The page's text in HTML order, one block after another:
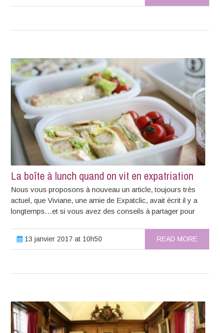
La boîte à lunch quand on vit en expatriation
Nous vous proposons à nouveau un article, toujours très
actuel, que Viviane, une amie de Expatclic, avait écrit il y a
longtemps…et si vous avez des conseils à partager pour
13 janvier 2017 at 10h50 READ MORE